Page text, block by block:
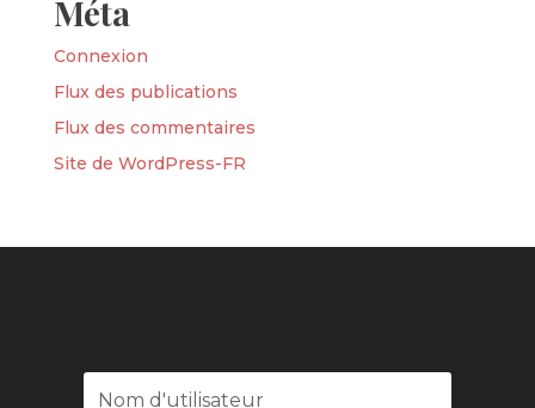
Méta
Connexion
Flux des publications
Flux des commentaires
Site de WordPress-FR